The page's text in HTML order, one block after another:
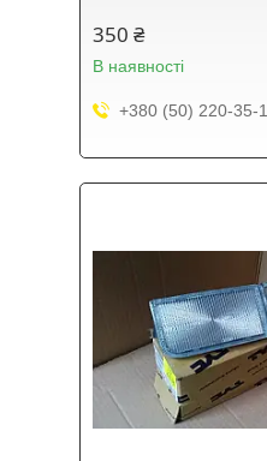
350 ₴
В наявності
+380 (50) 220-35-